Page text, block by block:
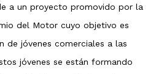
a un proyecto promovido por la
del Motor cuyo objetivo es
de jóvenes comerciales a las
jóvenes se están formando